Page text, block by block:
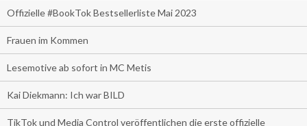
Offizielle #BookTok Bestsellerliste Mai 2023
Frauen im Kommen
Lesemotive ab sofort in MC Metis
Kai Diekmann: Ich war BILD
TikTok und Media Control veröffentlichen die erste offizielle